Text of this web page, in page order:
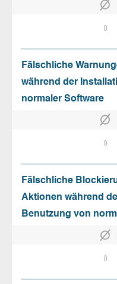
0
Fälschliche
während der
normaler Software
0
Fälschliche
Aktionen während
Benutzung von
0